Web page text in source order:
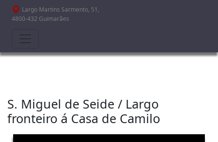
Passar para o conteúdo principal
Largo Martins Sarmento, 51,
4800-432 Guimarães
S. Miguel de Seide / Largo
fronteiro á Casa de Camilo
Skip to downloads and alternative formats